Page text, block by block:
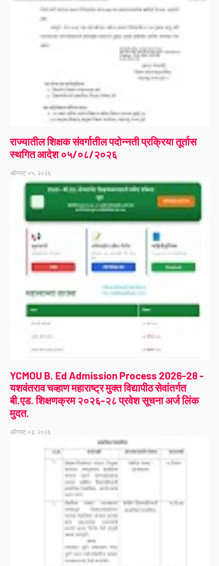
राज्यातील शिक्षक संवर्गातील पदोन्नती प्रक्रिया तूर्तास
स्थगित आदेश ०५/०८/२०२६
ऑगस्ट ०५, २०२६
YCMOU B. Ed Admission Process 2026-28 -
यशवंतराव चव्हाण महाराष्ट्र मुक्त विद्यापीठ सेवांतर्गत
बी.एड. शिक्षणक्रम २०२६-२८ प्रवेश सूचना अर्ज लिंक
मुदत.
ऑगस्ट ०३, २०२६